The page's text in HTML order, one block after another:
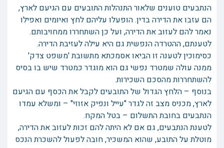
הנתבעים טוענים שלאור התנהלות התובעים עם הגיעם לארץ,
הם עזבו את הדירה בדין. הופעלו עליהם לחץ ואיומים ואפילו
נאמר להם לעזוב את הדירה, ועל כן השתחררו ממחויבותם.
לטענתם, ההטרדה הנפשית גם היא עילה לעזיבת הדירה.
כסימוכין לטענה זו הביאו אסמכתא מתשובת 'משפט צדק'
ממנה עולה שמטרד נפשי גם הוא מוגדר כמטרד שיש בו בסיס
להשתחררות מהסכם השכירות.
בנוסף – הלחץ הגדול של התובעים לקבל את הכסף עם הגיעם
לארץ, מכניס מצב זה לגדר "עייל ונפיק אזוזי" – ומשלא עמדו
הנתבעים בחובת התשלום – בטל המקח.
לטענת הנתבעים, גם אם לא היתה להם זכות לעזוב את הדירה,
מוטלת על התובע, שהוא המשכיר, חובה לפעול להשכרת הנכס